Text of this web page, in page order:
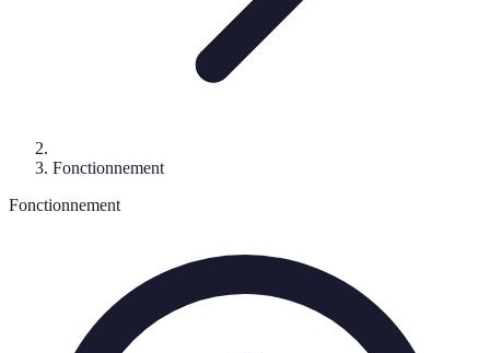
Fonctionnement
Fonctionnement